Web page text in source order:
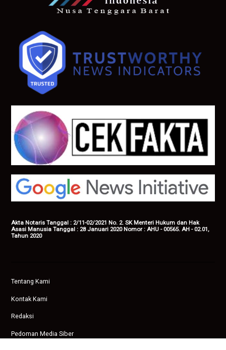
Akta Notaris Tanggal : 2/11-02/2021 No. 2. SK Menteri Hukum dan Hak
Asasi Manusia Tanggal : 28 Januari 2020 Nomor : AHU - 00565. AH - 02.01,
Tahun 2020
Tentang Kami
Kontak Kami
Redaksi
Pedoman Media Siber